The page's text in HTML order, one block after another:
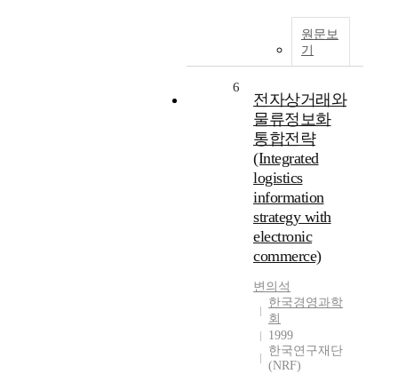
원문보
기
6
전자상거래와
물류정보화
통합전략
(Integrated
logistics
information
strategy with
electronic
commerce)
변의석
한국경영과학
회
1999
한국연구재단
(NRF)